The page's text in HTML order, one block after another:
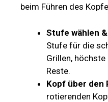
beim Führen des
Stufe wählen
Stufe für die
Grillen,
Reste.
Kopf über den
rotierenden